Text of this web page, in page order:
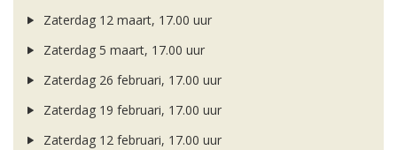
Zaterdag 12 maart, 17.00 uur
Zaterdag 5 maart, 17.00 uur
Zaterdag 26 februari, 17.00 uur
Zaterdag 19 februari, 17.00 uur
Zaterdag 12 februari, 17.00 uur